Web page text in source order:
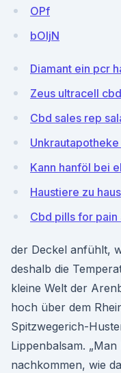
OPf
bOljN
Diamant ein pcr
Zeus ultracell
Cbd sales rep
Kann hanföl bei
Haustiere zu
Cbd pills for pain
der Deckel anfühlt,
deshalb die
kleine Welt der
hoch über dem
Spitzwegerich-
Lippenbalsam.
nachkommen, wie